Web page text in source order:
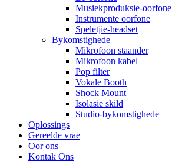
Musiekproduksie-oorfone
Instrumente oorfone
Speletjie-headset
Bykomstighede
Mikrofoon staander
Mikrofoon kabel
Pop filter
Vokale Booth
Shock Mount
Isolasie skild
Studio-bykomstighede
Oplossings
Gereelde vrae
Oor ons
Kontak Ons